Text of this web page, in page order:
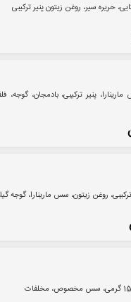
حریره سیر، روغن زیتون پنیر ترکیبی
پنیر ترکیبی، بادمجان، گوجه،
روغن زیتون، سس مارینارا، گوجه